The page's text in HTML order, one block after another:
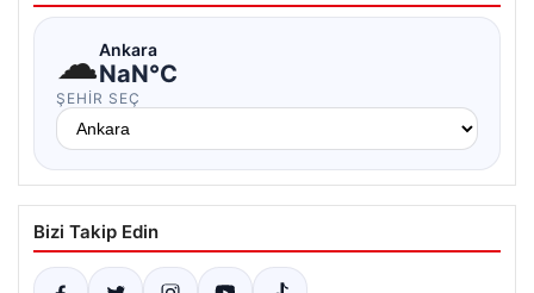
☁Ankara
NaN°C
ŞEHIR SEÇ
Bizi Takip Edin